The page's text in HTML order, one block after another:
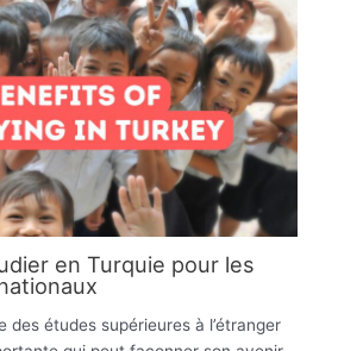
en Turquie pour les
des études supérieures à l’étranger